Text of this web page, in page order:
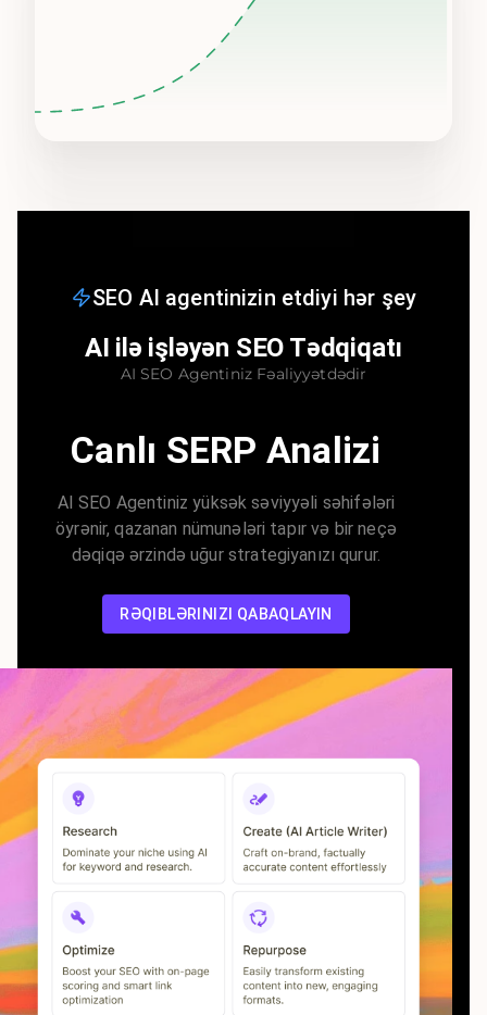
SEO AI agentinizin etdiyi hər şey
AI ilə işləyən SEO Tədqiqatı
AI SEO Agentiniz Fəaliyyətdədir
Canlı SERP Analizi
AI SEO Agentiniz yüksək səviyyəli səhifələri
öyrənir, qazanan nümunələri tapır və bir neçə
dəqiqə ərzində uğur strategiyanızı qurur.
RƏQIBLƏRINIZI QABAQLAYIN